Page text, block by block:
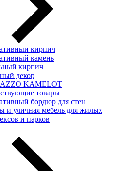
кирпич
камень
кирпич
декор
KAMELOT
товары
бордюр для стен
и уличная мебель для жилых
и парков